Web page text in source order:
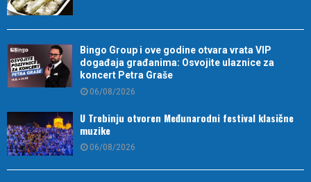
Bingo Group i ove godine otvara vrata VIP
događaja građanima: Osvojite ulaznice za
koncert Petra Graše
06/08/2026
U Trebinju otvoren Međunarodni festival klasične
muzike
06/08/2026